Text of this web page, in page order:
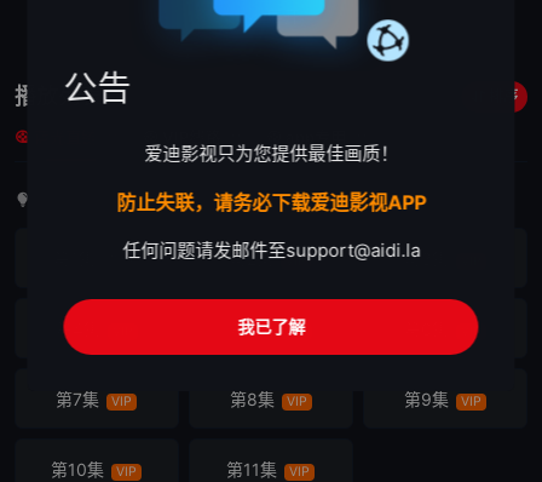
及，還有新疆、法國阿爾卑斯山、比利時等，發掘多段動人心弦的異
國戀情。製作團隊稟承節目的求真精神，將一眾香港人妻最真摯感人
的愛情故事，以及各地真實貼地的生活原貌，呈現到觀眾面前。節目
首位「嫁」到外國的男性人妻，如何排除萬難令家人接受？有港女願
意嫁往罪案率極高的國家，更見愛得情深！
 展开
播放列表 排序
首集免费，其余剧集需VIP观看
首免 第2集 VIP 第3集
第4集 第5集 VIP VIP
第7集 VIP 第8集 VIP 第9集 VIP
第10集 VIP 第11集 VIP
公告
爱迪影视只为您提供最佳画质！
防止失联，请务必下载爱迪影视APP
任何问题请发邮件至support@aidi.la
我已了解